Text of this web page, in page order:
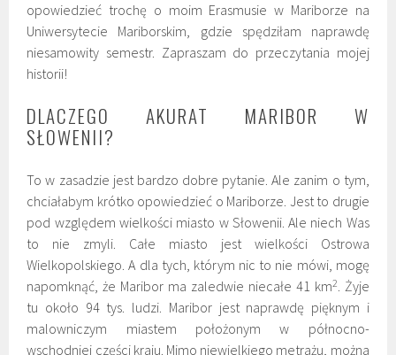
opowiedzieć trochę o moim Erasmusie w Mariborze na
Uniwersytecie Mariborskim, gdzie spędziłam naprawdę
niesamowity semestr. Zapraszam do przeczytania mojej
historii!
DLACZEGO AKURAT MARIBOR W
SŁOWENII?
To w zasadzie jest bardzo dobre pytanie. Ale zanim o tym,
chciałabym krótko opowiedzieć o Mariborze. Jest to drugie
pod względem wielkości miasto w Słowenii. Ale niech Was
to nie zmyli. Całe miasto jest wielkości Ostrowa
Wielkopolskiego. A dla tych, którym nic to nie mówi, mogę
napomknąć, że Maribor ma zaledwie niecałe 41 km2. Żyje
tu około 94 tys. ludzi. Maribor jest naprawdę pięknym i
malowniczym miastem położonym w północno-
wschodniej części kraju. Mimo niewielkiego metrażu, można